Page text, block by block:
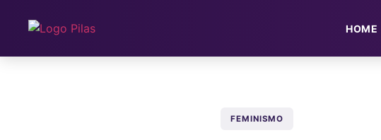
HOME
FEMINISMO